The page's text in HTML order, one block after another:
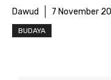
Dawud 7 November
BUDAYA